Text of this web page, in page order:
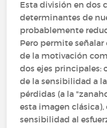
Esta división en dos
determinantes de
probablemente
Pero permite
de la motivación
dos ejes principales:
de la sensibilidad a
pérdidas (a la
esta imagen
sensibilidad al